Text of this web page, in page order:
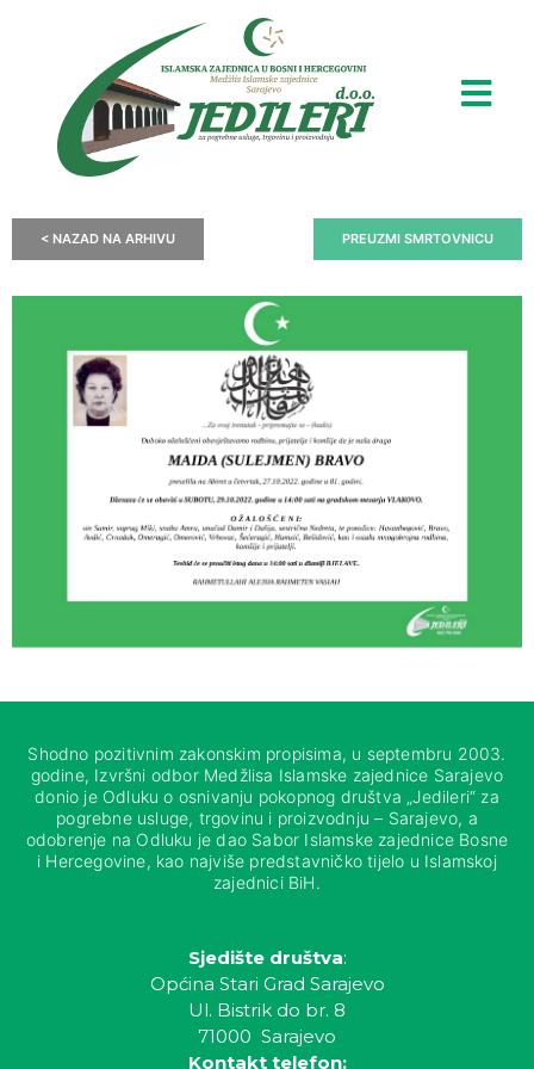
< NAZAD NA ARHIVU PREUZMI SMRTOVNICU
Shodno pozitivnim zakonskim propisima, u septembru 2003.
godine, Izvršni odbor Medžlisa Islamske zajednice Sarajevo
donio je Odluku o osnivanju pokopnog društva „Jedileri“ za
pogrebne usluge, trgovinu i proizvodnju – Sarajevo, a
odobrenje na Odluku je dao Sabor Islamske zajednice Bosne
i Hercegovine, kao najviše predstavničko tijelo u Islamskoj
zajednici BiH.
Sjedište društva:
Općina Stari Grad Sarajevo
Ul. Bistrik do br. 8
71000 Sarajevo
Kontakt telefon: